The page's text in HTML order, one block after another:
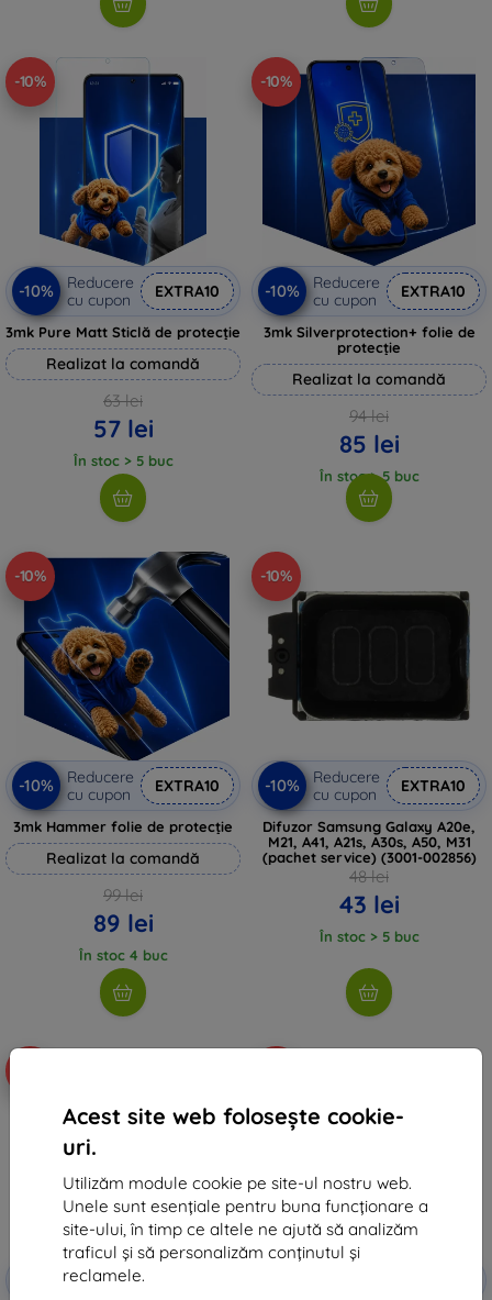
Acest site web folosește cookie-
uri.
Utilizăm module cookie pe site-ul nostru web.
Unele sunt esențiale pentru buna funcționare a
site-ului, în timp ce altele ne ajută să analizăm
traficul și să personalizăm conținutul și
reclamele.
-10%
-10%
Reducere
cu cupon
EXTRA10
3mk Pure Matt Sticlă de protecție
Realizat la comandă
63 lei
57 lei
În stoc > 5 buc
-10%
-10%
Reducere
cu cupon
EXTRA10
3mk Silverprotection+ folie de
protecție
Realizat la comandă
94 lei
85 lei
În stoc > 5 buc
-10%
-10%
Reducere
cu cupon
EXTRA10
3mk Hammer folie de protecție
Realizat la comandă
99 lei
89 lei
În stoc 4 buc
-10%
-10%
Reducere
cu cupon
EXTRA10
Difuzor Samsung Galaxy A20e,
M21, A41, A21s, A30s, A50, M31
(pachet service) (3001-002856)
48 lei
43 lei
În stoc > 5 buc
Reducere
cu cupon